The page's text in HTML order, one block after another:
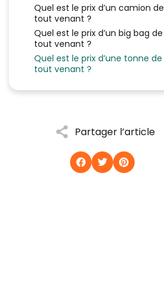
Quel est le prix d’un camion de
tout venant ?
Quel est le prix d’un big bag de
tout venant ?
Quel est le prix d’une tonne de
tout venant ?
Partager l’article